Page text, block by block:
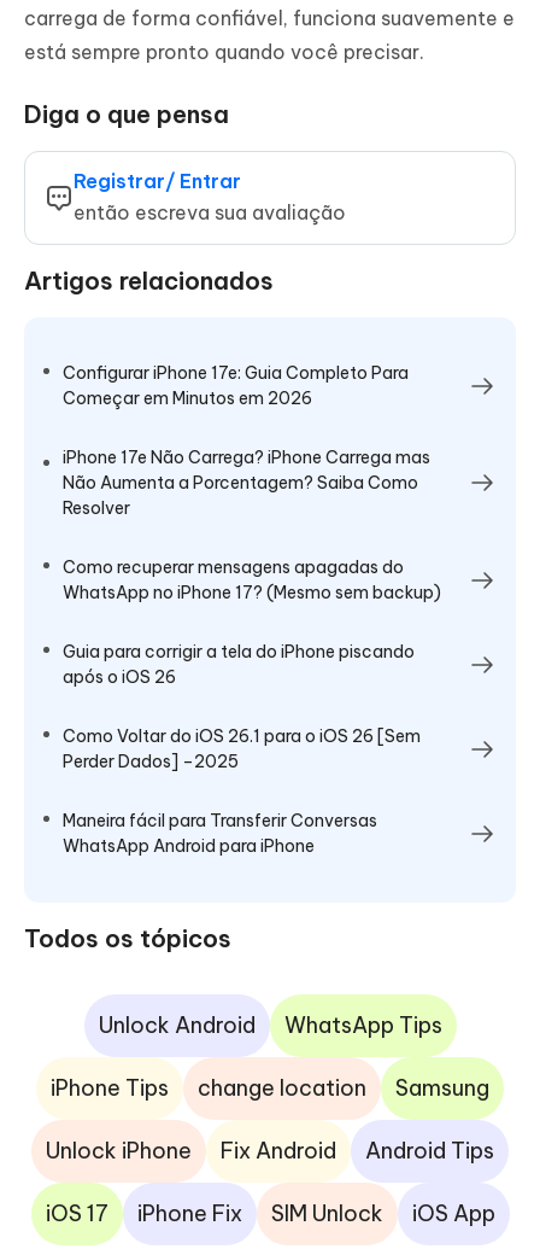
carrega de forma confiável, funciona suavemente e
está sempre pronto quando você precisar.
Diga o que pensa
Registrar/ Entrar
então escreva sua avaliação
Artigos relacionados
Configurar iPhone 17e: Guia Completo Para
Começar em Minutos em 2026
iPhone 17e Não Carrega? iPhone Carrega mas
Não Aumenta a Porcentagem? Saiba Como
Resolver
Como recuperar mensagens apagadas do
WhatsApp no iPhone 17? (Mesmo sem backup)
Guia para corrigir a tela do iPhone piscando
após o iOS 26
Como Voltar do iOS 26.1 para o iOS 26 [Sem
Perder Dados] –2025
Maneira fácil para Transferir Conversas
WhatsApp Android para iPhone
Todos os tópicos
Unlock Android WhatsApp Tips
iPhone Tips change location Samsung
Unlock iPhone Fix Android Android Tips
iOS 17 iPhone Fix SIM Unlock iOS App